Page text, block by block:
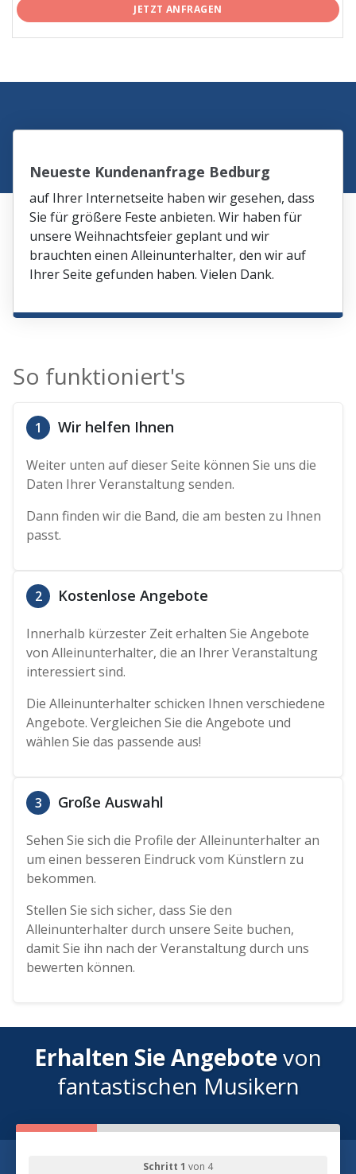
JETZT ANFRAGEN
Neueste Kundenanfrage Bedburg
auf Ihrer Internetseite haben wir gesehen, dass
Sie für größere Feste anbieten. Wir haben für
unsere Weihnachtsfeier geplant und wir
brauchten einen Alleinunterhalter, den wir auf
Ihrer Seite gefunden haben. Vielen Dank.
So funktioniert's
1 Wir helfen Ihnen
Weiter unten auf dieser Seite können Sie uns die
Daten Ihrer Veranstaltung senden.
Dann finden wir die Band, die am besten zu Ihnen
passt.
2 Kostenlose Angebote
Innerhalb kürzester Zeit erhalten Sie Angebote
von Alleinunterhalter, die an Ihrer Veranstaltung
interessiert sind.
Die Alleinunterhalter schicken Ihnen verschiedene
Angebote. Vergleichen Sie die Angebote und
wählen Sie das passende aus!
3 Große Auswahl
Sehen Sie sich die Profile der Alleinunterhalter an
um einen besseren Eindruck vom Künstlern zu
bekommen.
Stellen Sie sich sicher, dass Sie den
Alleinunterhalter durch unsere Seite buchen,
damit Sie ihn nach der Veranstaltung durch uns
bewerten können.
Erhalten Sie Angebotevon
fantastischen Musikern
Schritt 1 von 4